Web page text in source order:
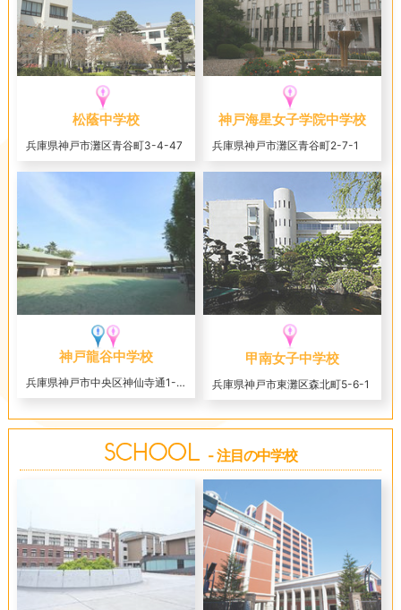
松蔭中学校
兵庫県神戸市灘区青谷町3-4-47
神戸海星女子学院中学校
兵庫県神戸市灘区青谷町2-7-1
神戸龍谷中学校
兵庫県神戸市中央区神仙寺通1-3-8
甲南女子中学校
兵庫県神戸市東灘区森北町5-6-1
- 注目の中学校